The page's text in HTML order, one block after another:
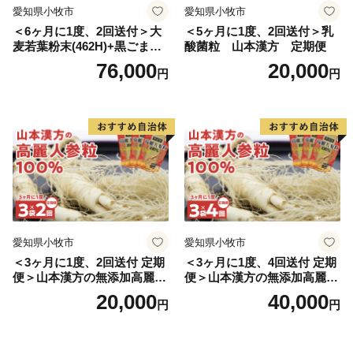
愛知県小牧市
＜6ヶ月に1度、2回送付＞大
麦若葉粉末(462H)+黒ごま黒
豆きな粉+ 糖流茶 山本漢
76,000円
愛知県小牧市
＜5ヶ月に1度、2回送付＞乳
酸菌粒 山本漢方 定期便
20,000円
愛知県小牧市
＜3ヶ月に1度、2回送付 定期
便＞山本漢方の無添加高麗人
20,000円
愛知県小牧市
＜3ヶ月に1度、4回送付 定期
便＞山本漢方の無添加高麗人
40,000円